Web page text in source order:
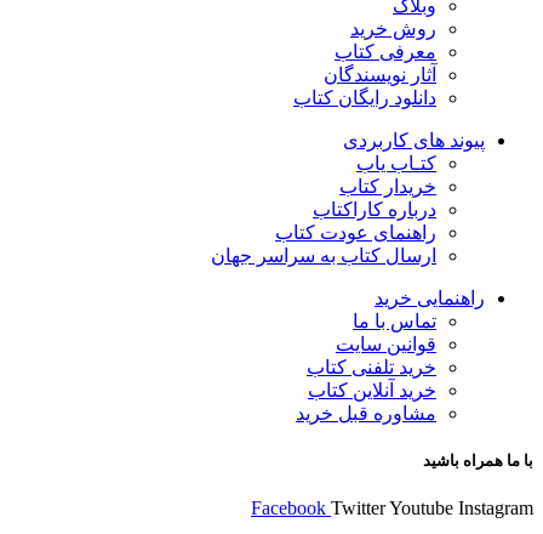
وبلاگ
روش خرید
معرفی کتاب
آثار نویسندگان
دانلود رایگان کتاب
پیوند های کاربردی
کتـاب یاب
خریدار کتاب
درباره کاراکتاب
راهنمای عودت کتاب
ارسال کتاب به سراسر جهان
راهنمایی خرید
تماس با ما
قوانین سایت
خرید تلفنی کتاب
خرید آنلاین کتاب
مشاوره قبل خرید
با ما همراه باشید
Facebook TwitterYoutube Instagram